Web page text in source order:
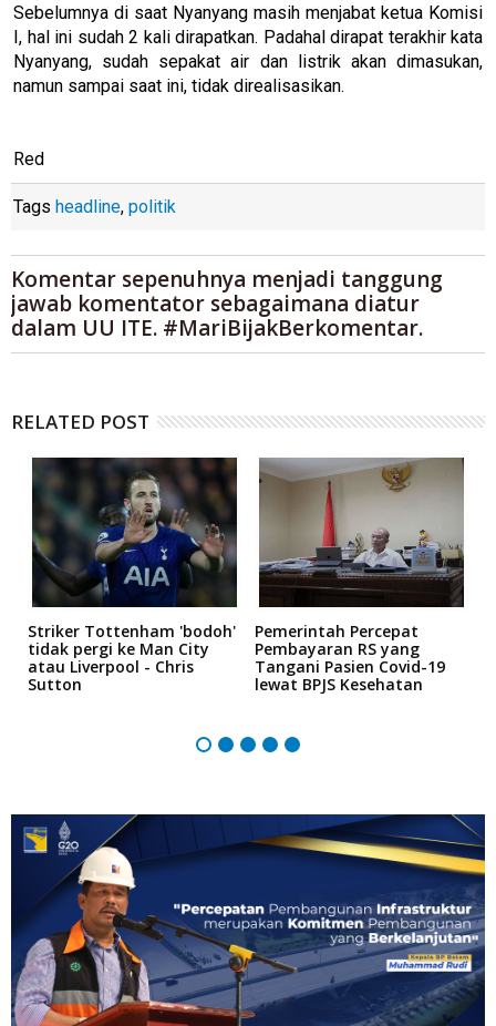
Sebelumnya di saat Nyanyang masih menjabat ketua Komisi
I, hal ini sudah 2 kali dirapatkan. Padahal dirapat terakhir kata
Nyanyang, sudah sepakat air dan listrik akan dimasukan,
namun sampai saat ini, tidak direalisasikan.
Red
Tags headline, politik
Komentar sepenuhnya menjadi tanggung
jawab komentator sebagaimana diatur
dalam UU ITE. #MariBijakBerkomentar.
RELATED POST
Striker Tottenham 'bodoh'
tidak pergi ke Man City
atau Liverpool - Chris
Sutton
Pemerintah Percepat
Pembayaran RS yang
Tangani Pasien Covid-19
lewat BPJS Kesehatan